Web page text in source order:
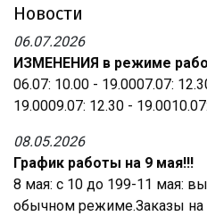
Новости
06.07.2026
ИЗМЕНЕНИЯ в режиме
06.07: 10.00 - 19.0007.07:
19.0009.07: 12.30 -
08.05.2026
График работы на 9 мая!!!
8 мая: с 10 до 199-11 мая:
обычном режиме.Заказы на